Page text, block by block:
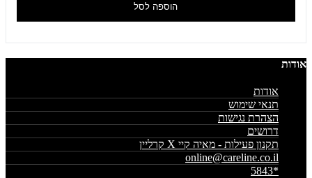
הוספה לסל
אודות
אודות
תנאי שימוש
הצהרת נגישות
דרושים
תקנון פעילות - מאיה קיי X קרליין
online@careline.co.il
*5843